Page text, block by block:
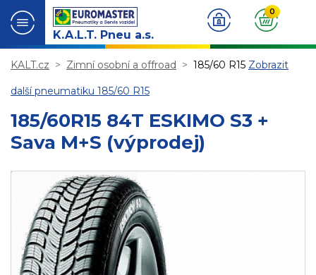
K.A.L.T. Pneu a.s.
0
KALT.cz Zimní osobní a offroad 185/60 R15 Zobrazit
další pneumatiku 185/60 R15
185/60R15 84T ESKIMO S3 +
Sava M+S (výprodej)